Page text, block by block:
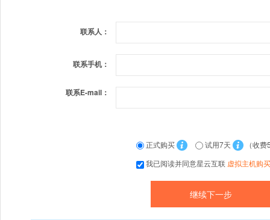
联系人：
联系手机：
联系E-mail：
正式购买 试用7天
（收费
我已阅读并同意星云互联 虚拟主机购